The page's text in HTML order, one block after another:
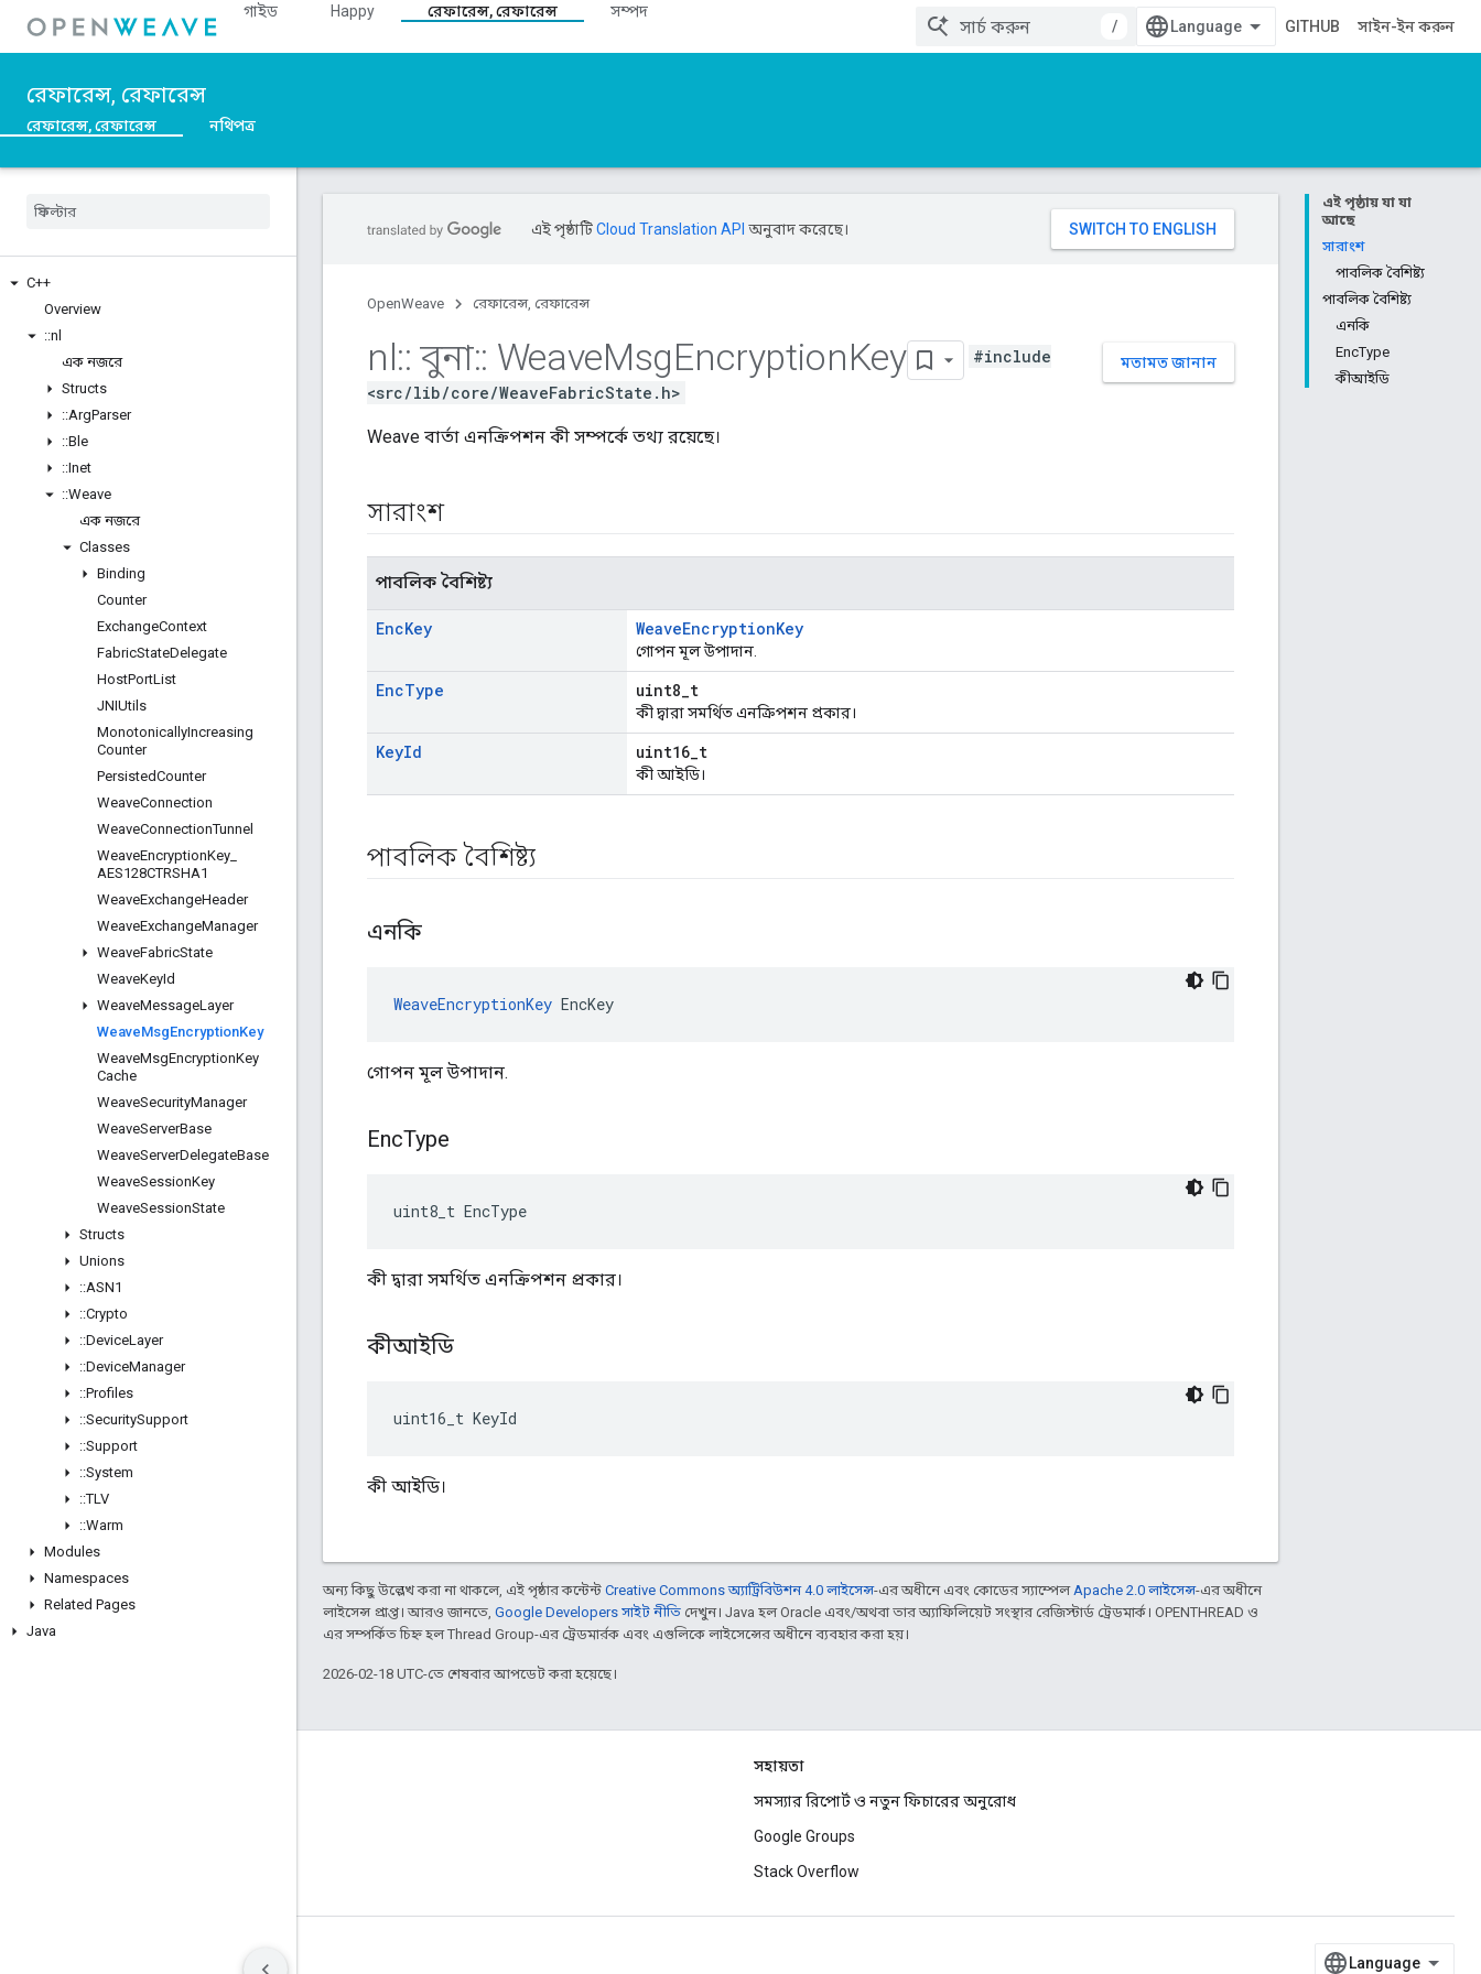
গাইড Happy রেফারেন্স, রেফারেন্স
সম্পদ
/
GITHUB সাইন-ইন করুন
রেফারেন্স, রেফারেন্স
রেফারেন্স, রেফারেন্স নথিপত্র
C++
Overview
::nl
এক নজরে
Structs
::ArgParser
::Ble
::Inet
::Weave
এক নজরে
Classes
Binding
Counter
ExchangeContext
FabricStateDelegate
HostPortList
JNIUtils
MonotonicallyIncreasing
Counter
PersistedCounter
WeaveConnection
WeaveConnectionTunnel
WeaveEncryptionKey
AES128CTRSHA1
WeaveExchangeHeader
WeaveExchangeManager
WeaveFabricState
WeaveKeyId
WeaveMessageLayer
WeaveMsgEncryptionKey
WeaveMsgEncryptionKey
Cache
WeaveSecurityManager
WeaveServerBase
WeaveServerDelegateBase
WeaveSessionKey
WeaveSessionState
Structs
Unions
::ASN1
::Crypto
::DeviceLayer
::DeviceManager
::Profiles
::SecuritySupport
::Support
::System
::TLV
::Warm
Modules
Namespaces
Related Pages
Java
এই পৃষ্ঠায় যা যা
আছে
সারাংশ
পাবলিক বৈশিষ্ট্য
পাবলিক বৈশিষ্ট্য
এনকি
EncType
কীআইডি
এই পৃষ্ঠাটিCloud Translation API অনুবাদ করেছে।
OpenWeave রেফারেন্স, রেফারেন্স
মতামত জানান
nl:: বুনা:: WeaveMsgEncryptionKey
#include
<src/lib/core/WeaveFabricState.h>
Weave বার্তা এনক্রিপশন কী সম্পর্কে তথ্য রয়েছে।
সারাংশ
পাবলিক বৈশিষ্ট্য
EncKey WeaveEncryptionKey
গোপন মূল উপাদান.
EncType uint8_t
কী দ্বারা সমর্থিত এনক্রিপশন প্রকার।
KeyId uint16_t
কী আইডি।
পাবলিক বৈশিষ্ট্য
এনকি
WeaveEncryptionKey EncKey
গোপন মূল উপাদান.
EncType
uint8_t EncType
কী দ্বারা সমর্থিত এনক্রিপশন প্রকার।
কীআইডি
uint16_t KeyId
কী আইডি।
অন্য কিছু উল্লেখ করা না থাকলে, এই পৃষ্ঠার কন্টেন্ট Creative Commons অ্যাট্রিবিউশন 4.0 লাইসেন্স-এর অধীনে এবং কোডের স্যাম্পেলApache 2.0 লাইসেন্স-এর অধীনে
লাইসেন্স প্রাপ্ত। আরও জানতে, Google Developers সাইট নীতি দেখুন। Java হল Oracle এবং/অথবা তার অ্যাফিলিয়েট সংস্থার রেজিস্টার্ড ট্রেডমার্ক। OPENTHREAD ও
এর সম্পর্কিত চিহ্ন হল Thread Group-এর ট্রেডমার্রক এবং এগুলিকে লাইসেন্সের অধীনে ব্যবহার করা হয়।
2026-02-18 UTC-তে শেষবার আপডেট করা হয়েছে।
সহায়তা
সমস্যার রিপোর্ট ও নতুন ফিচারের অনুরোধ
Google Groups
Stack Overflow
Manage cookies